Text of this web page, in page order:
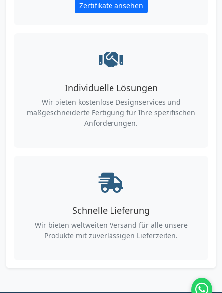
Zertifikate ansehen
Individuelle Lösungen
Wir bieten kostenlose Designservices und
maßgeschneiderte Fertigung für Ihre spezifischen
Anforderungen.
Schnelle Lieferung
Wir bieten weltweiten Versand für alle unsere
Produkte mit zuverlässigen Lieferzeiten.